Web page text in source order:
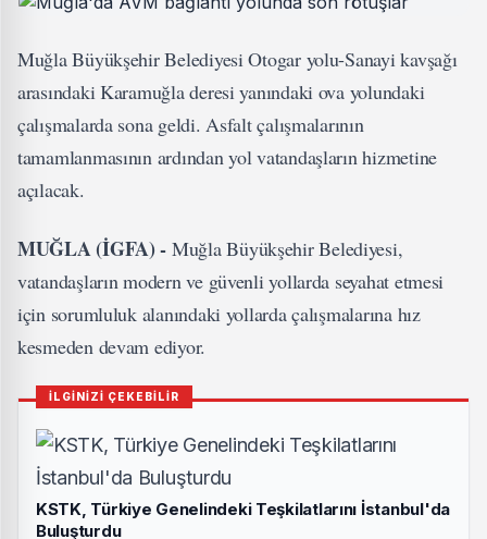
Muğla Büyükşehir Belediyesi Otogar yolu-Sanayi kavşağı
arasındaki Karamuğla deresi yanındaki ova yolundaki
çalışmalarda sona geldi. Asfalt çalışmalarının
tamamlanmasının ardından yol vatandaşların hizmetine
açılacak.
MUĞLA (İGFA) - Muğla Büyükşehir Belediyesi,
vatandaşların modern ve güvenli yollarda seyahat etmesi
için sorumluluk alanındaki yollarda çalışmalarına hız
kesmeden devam ediyor.
İLGİNİZİ ÇEKEBİLİR
KSTK, Türkiye Genelindeki Teşkilatlarını İstanbul'da
Buluşturdu